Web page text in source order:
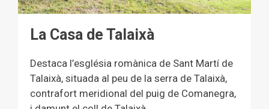
La Casa de Talaixà
Destaca l’església romànica de Sant Martí de
Talaixà, situada al peu de la serra de Talaixà,
contrafort meridional del puig de Comanegra,